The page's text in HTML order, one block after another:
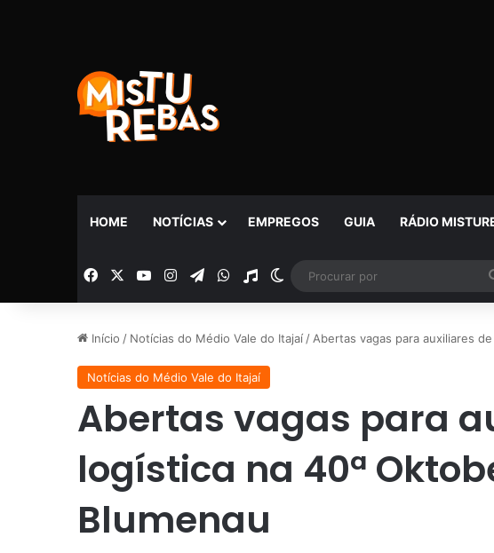
HOME NOTÍCIAS EMPREGOS GUIA RÁDIO
Facebook YouTubeInstagramTelegramWhatsApp
Rádio Switch skin
Início / Notícias do Médio Vale do Itajaí / Abertas vagas para auxiliares
Notícias do Médio Vale do Itajaí
Abertas vagas para
logística na 40ª
Blumenau